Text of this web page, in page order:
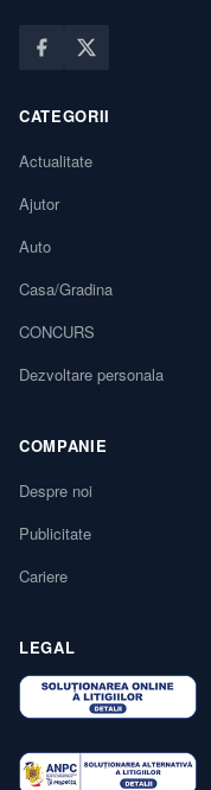
CATEGORII
Actualitate
Ajutor
Auto
Casa/Gradina
CONCURS
Dezvoltare personala
COMPANIE
Despre noi
Publicitate
Cariere
LEGAL